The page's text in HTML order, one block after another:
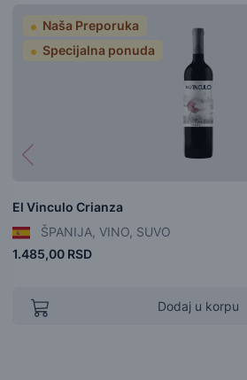
Naša Preporuka
Specijalna ponuda
El Vinculo Crianza
ŠPANIJA, VINO, SUVO
1.485,00 RSD
Dodaj u korpu